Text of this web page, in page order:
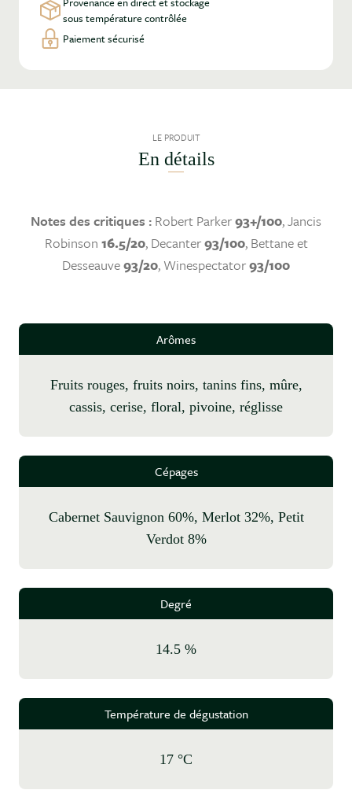
sous température contrôlée
Paiement sécurisé
LE PRODUIT
En détails
Notes des critiques : Robert Parker93+/100, Jancis
Robinson 16.5/20, Decanter93/100, Bettane et
Desseauve93/20, Winespectator93/100
Arômes
fruits rouges, fruits noirs, tanins fins, mûre,
cassis, cerise, floral, pivoine, réglisse
Cépages
Cabernet Sauvignon 60%, Merlot 32%, Petit
Verdot 8%
Degré
14.5 %
Température de dégustation
17 °C